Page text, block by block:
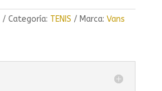
Categoría: TENIS Marca: Vans